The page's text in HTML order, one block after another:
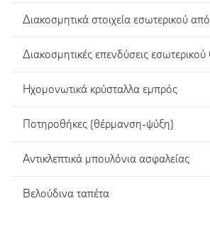
Διακοσμητικά στοιχεία εσωτερικού
Διακοσμητικές επενδύσεις
Ηχομονωτικά κρύσταλλα εμπρός
Ποτηροθήκες (θέρμανση-ψύξη)
Αντικλεπτικά μπουλόνια ασφαλείας
Βελούδινα ταπέτα